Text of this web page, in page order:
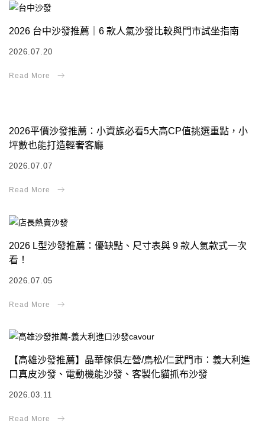
2026 台中沙發推薦｜6 款人氣沙發比較與門市試坐指南
2026.07.20
2026平價沙發推薦：小資族必看5大高CP值挑選重點，小
坪數也能打造輕奢客廳
2026.07.07
2026 L型沙發推薦：優缺點、尺寸表與 9 款人氣款式一次
看！
2026.07.05
【高雄沙發推薦】晶華傢俱左營/鳥松/仁武門市：義大利進
口真皮沙發、電動機能沙發、客製化貓抓布沙發
2026.03.11